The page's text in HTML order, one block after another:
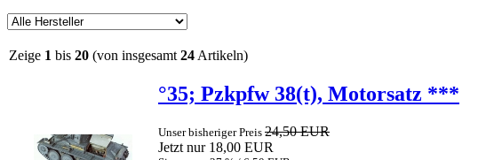
Zeige 1 bis 20 (von insgesamt 24 Artikeln)
°35; Pzkpfw 38(t), Motorsatz ***
Unser bisheriger Preis 24,50 EUR
Jetzt nur 18,00 EUR